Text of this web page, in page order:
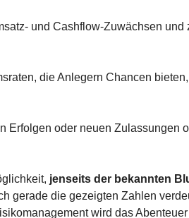
und Cashflow-Zuwächsen und
die Anlegern Chancen
Erfolgen oder neuen Zulassungen
jenseits der bekannten
gerade die gezeigten Zahlen
wird das